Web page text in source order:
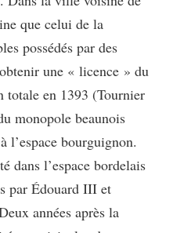
que celui de la
possédés par des
une « licence » du
totale en 1393 (Tournier
monopole beaunois
l’espace bourguignon.
dans l’espace bordelais
par Édouard III et
années après la